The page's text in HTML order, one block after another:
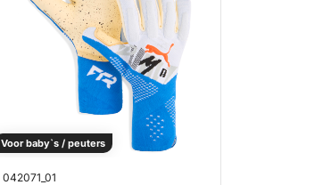
Voor baby`s / peuters
042071_01